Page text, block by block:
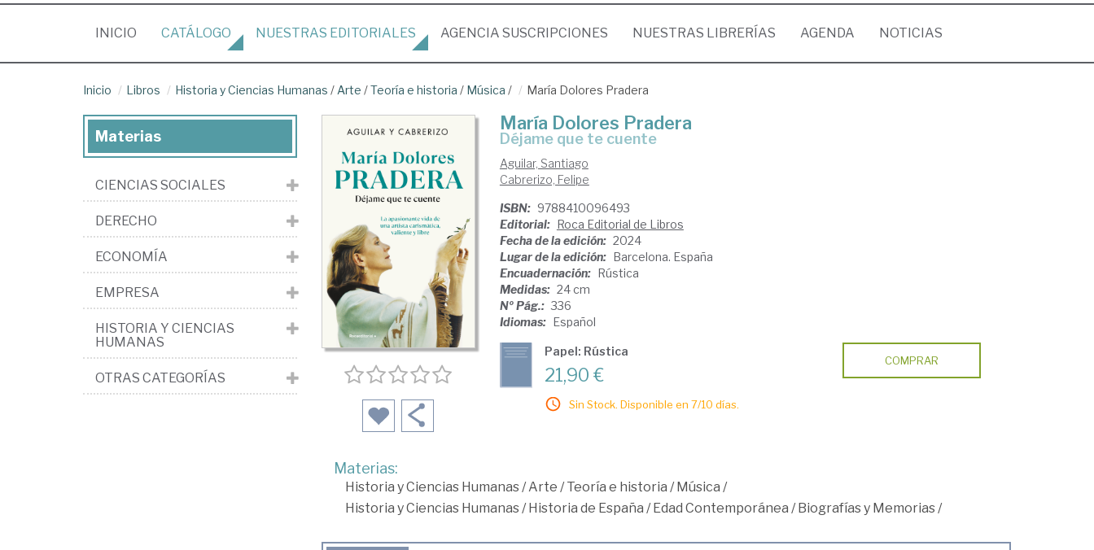
INICIO (CURRENT)
CATÁLOGO NUESTRAS EDITORIALES AGENCIA SUSCRIPCIONES NUESTRAS LIBRERÍAS AGENDA NOTICIAS
Inicio Libros Historia y Ciencias Humanas / Arte /Teoría e historia / Música / María Dolores Pradera
María Dolores Pradera
Déjame que te cuente
Aguilar, Santiago
Cabrerizo, Felipe
ISBN: 9788410096493
Editorial: Roca Editorial de Libros
Fecha de la edición: 2024
Lugar de la edición: Barcelona. España
Encuadernación: Rústica
Medidas: 24 cm
Nº Pág.: 336
Idiomas: Español
Papel: Rústica
21,90 €
Sin Stock. Disponible en 7/10 días.
COMPRAR
Materias:
Historia y Ciencias Humanas/Arte /Teoría e historia /Música /
Historia y Ciencias Humanas/Historia de España /Edad Contemporánea /Biografías y Memorias/
Materias
CIENCIAS SOCIALES
DERECHO
ECONOMÍA
EMPRESA
HISTORIA Y CIENCIAS
HUMANAS
OTRAS CATEGORÍAS